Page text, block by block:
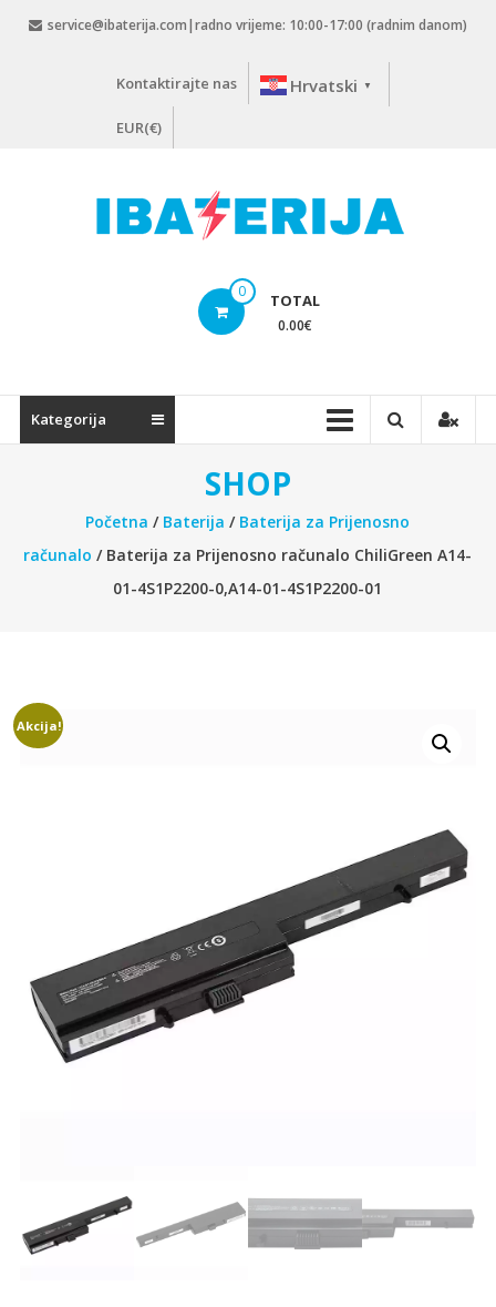
service@ibaterija.com|radno vrijeme: 10:00-17:00 (radnim danom)
Kontaktirajte nas Hrvatski ▼
EUR(€)
0 TOTAL
0.00€
Kategorija
SHOP
Početna / Baterija / Baterija za Prijenosno
računalo / Baterija za Prijenosno računalo ChiliGreen A14-
01-4S1P2200-0,A14-01-4S1P2200-01
Akcija!